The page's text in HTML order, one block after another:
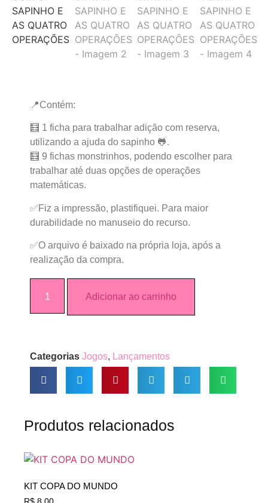
📍Contém:
🧮 1 ficha para trabalhar adição com reserva,
utilizando a ajuda do sapinho 🐸.
🧮 9 fichas monstrinhos, podendo escolher para
trabalhar até duas opções de operações
matemáticas.
✅Fiz a impressão, plastifiquei. Para maior
durabilidade no manuseio do recurso.
✅O arquivo é baixado na própria loja, após a
realização da compra.
Adicionar ao carrinho
Categorias Jogos, Lançamentos
Produtos relacionados
KIT COPA DO MUNDO